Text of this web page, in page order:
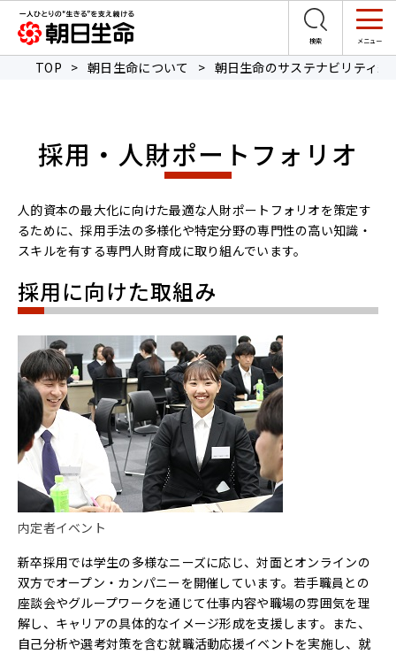
TOP > 朝日生命について > 朝日生命のサステナビリティ経
採用・人財ポートフォリオ
人的資本の最大化に向けた最適な人財ポートフォリオを策定す
るために、採用手法の多様化や特定分野の専門性の高い知識・
スキルを有する専門人財育成に取り組んでいます。
採用に向けた取組み
内定者イベント
新卒採用では学生の多様なニーズに応じ、対面とオンラインの
双方でオープン・カンパニーを開催しています。若手職員との
座談会やグループワークを通じて仕事内容や職場の雰囲気を理
解し、キャリアの具体的なイメージ形成を支援します。また、
自己分析や選考対策を含む就職活動応援イベントを実施し、就